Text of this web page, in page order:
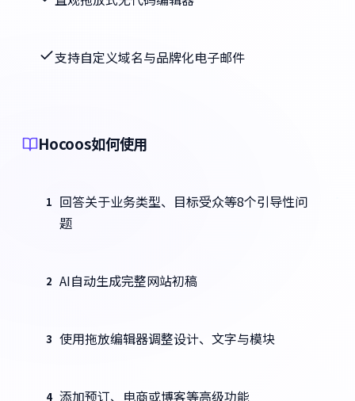
支持自定义域名与品牌化电子邮件
Hocoos如何使用
1 回答关于业务类型、目标受众等8个引导性问
题
2 AI自动生成完整网站初稿
3 使用拖放编辑器调整设计、文字与模块
4 添加预订、电商或博客等高级功能